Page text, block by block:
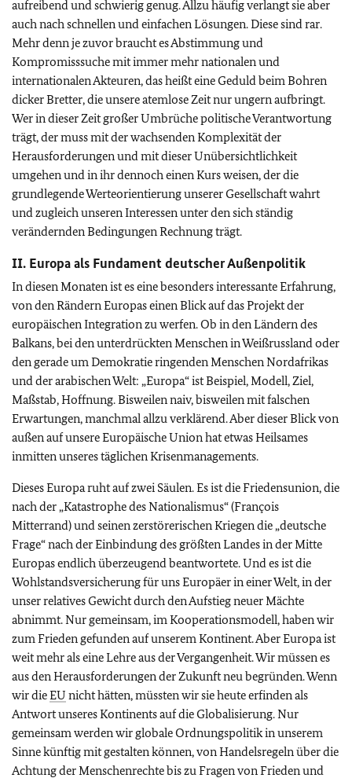
aufreibend und schwierig genug. Allzu häufig verlangt sie aber
auch nach schnellen und einfachen Lösungen. Diese sind rar.
Mehr denn je zuvor braucht es Abstimmung und
Kompromisssuche mit immer mehr nationalen und
internationalen Akteuren, das heißt eine Geduld beim Bohren
dicker Bretter, die unsere atemlose Zeit nur ungern aufbringt.
Wer in dieser Zeit großer Umbrüche politische Verantwortung
trägt, der muss mit der wachsenden Komplexität der
Herausforderungen und mit dieser Unübersichtlichkeit
umgehen und in ihr dennoch einen Kurs weisen, der die
grundlegende Werteorientierung unserer Gesellschaft wahrt
und zugleich unseren Interessen unter den sich ständig
verändernden Bedingungen Rechnung trägt.
II. Europa als Fundament deutscher Außenpolitik
In diesen Monaten ist es eine besonders interessante Erfahrung,
von den Rändern Europas einen Blick auf das Projekt der
europäischen Integration zu werfen. Ob in den Ländern des
Balkans, bei den unterdrückten Menschen in Weißrussland oder
den gerade um Demokratie ringenden Menschen Nordafrikas
und der arabischen Welt: „Europa“ ist Beispiel, Modell, Ziel,
Maßstab, Hoffnung. Bisweilen naiv, bisweilen mit falschen
Erwartungen, manchmal allzu verklärend. Aber dieser Blick von
außen auf unsere Europäische Union hat etwas Heilsames
inmitten unseres täglichen Krisenmanagements.
Dieses Europa ruht auf zwei Säulen. Es ist die Friedensunion, die
nach der „Katastrophe des Nationalismus“ (François
Mitterrand) und seinen zerstörerischen Kriegen die „deutsche
Frage“ nach der Einbindung des größten Landes in der Mitte
Europas endlich überzeugend beantwortete. Und es ist die
Wohlstandsversicherung für uns Europäer in einer Welt, in der
unser relatives Gewicht durch den Aufstieg neuer Mächte
abnimmt. Nur gemeinsam, im Kooperationsmodell, haben wir
zum Frieden gefunden auf unserem Kontinent. Aber Europa ist
weit mehr als eine Lehre aus der Vergangenheit. Wir müssen es
aus den Herausforderungen der Zukunft neu begründen. Wenn
wir dieEU nicht hätten, müssten wir sie heute erfinden als
Antwort unseres Kontinents auf die Globalisierung. Nur
gemeinsam werden wir globale Ordnungspolitik in unserem
Sinne künftig mit gestalten können, von Handelsregeln über die
Achtung der Menschenrechte bis zu Fragen von Frieden und